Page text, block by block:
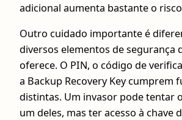
adicional aumenta bastante o
Outro cuidado importante é
diversos elementos de segurança
oferece. O PIN, o código de
a Backup Recovery Key cumprem
distintas. Um invasor pode tentar
um deles, mas ter acesso à chave